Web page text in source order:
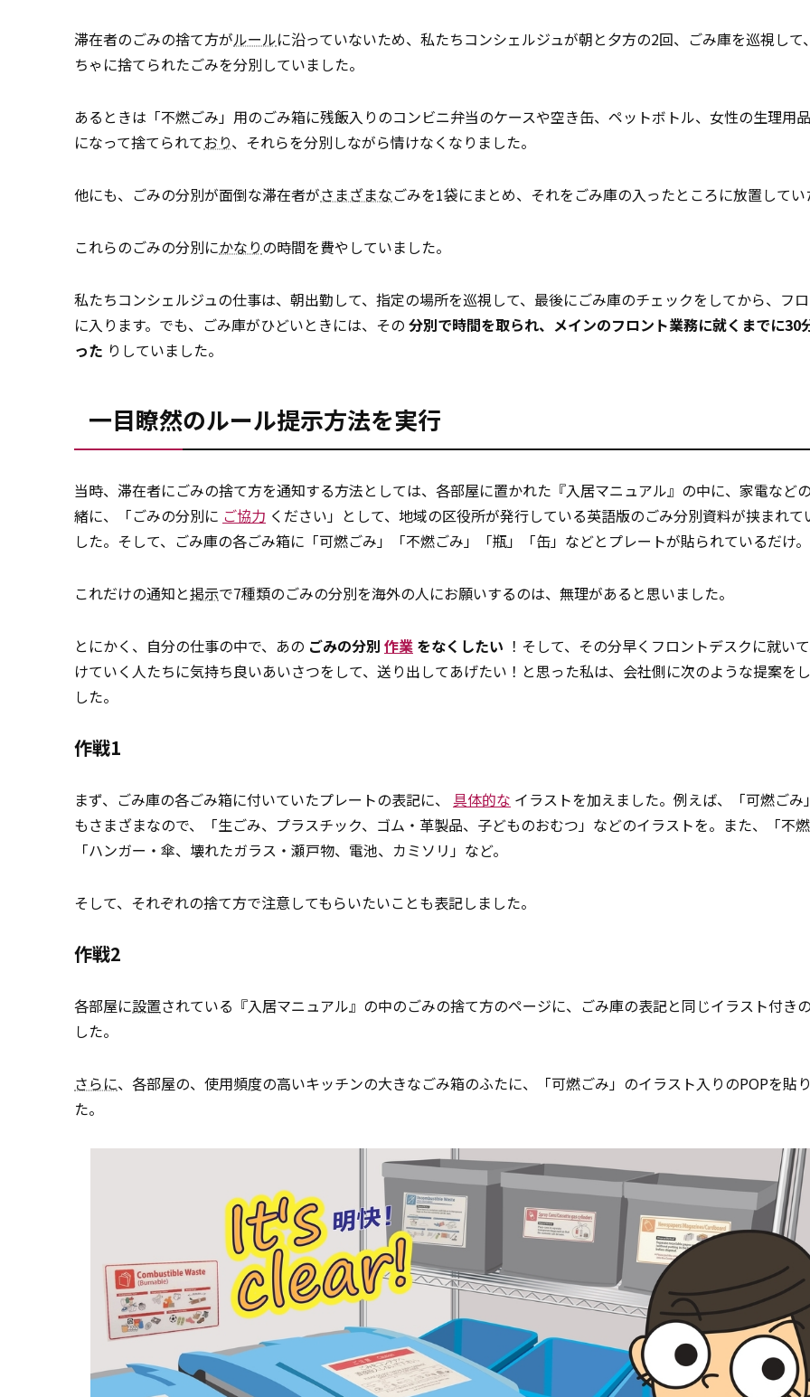
滞在者のごみの捨て方がルールに沿っていないため、私たちコンシェルジュが朝と夕方の2回、ごみ庫を巡視して
ちゃに捨てられたごみを分別していました。
あるときは「不燃ごみ」用のごみ箱に残飯入りのコンビニ弁当のケースや空き缶、ペットボトル、女性の生理用
になって捨てられており、それらを分別しながら情けなくなりました。
他にも、ごみの分別が面倒な滞在者がさまざまなごみを1袋にまとめ、それをごみ庫の入ったところに放置してい
これらのごみの分別にかなりの時間を費やしていました。
私たちコンシェルジュの仕事は、朝出勤して、指定の場所を巡視して、最後にごみ庫のチェックをしてから、フ
に入ります。でも、ごみ庫がひどいときには、その 分別で時間を取られ、メインのフロント業務に就くまでに30
った りしていました。
一目瞭然のルール提示方法を実行
当時、滞在者にごみの捨て方を通知する方法としては、各部屋に置かれた『入居マニュアル』の中に、家電など
緒に、「ごみの分別に ご協力 ください」として、地域の区役所が発行している英語版のごみ分別資料が挟まれて
した。そして、ごみ庫の各ごみ箱に「可燃ごみ」「不燃ごみ」「瓶」「缶」などとプレートが貼られているだけ。
これだけの通知と掲示で7種類のごみの分別を海外の人にお願いするのは、無理があると思いました。
とにかく、自分の仕事の中で、あの ごみの分別 作業 をなくしたい ！そして、その分早くフロントデスクに就い
けていく人たちに気持ち良いあいさつをして、送り出してあげたい！と思った私は、会社側に次のような提案を
した。
作戦1
まず、ごみ庫の各ごみ箱に付いていたプレートの表記に、 具体的な イラストを加えました。例えば、「可燃ごみ
もさまざまなので、「生ごみ、プラスチック、ゴム・革製品、子どものおむつ」などのイラストを。また、「不
「ハンガー・傘、壊れたガラス・瀬戸物、電池、カミソリ」など。
そして、それぞれの捨て方で注意してもらいたいことも表記しました。
作戦2
各部屋に設置されている『入居マニュアル』の中のごみの捨て方のページに、ごみ庫の表記と同じイラスト付き
した。
さらに、各部屋の、使用頻度の高いキッチンの大きなごみ箱のふたに、「可燃ごみ」のイラスト入りのPOPを貼
た。